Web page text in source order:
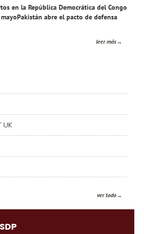
en la República Democrática del Congo
abre el pacto de defensa
leer más
UK
ver todo